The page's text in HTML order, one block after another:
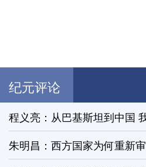
纪元评论
程义亮：从巴基斯坦到中国
朱明昌：西方国家为何重新